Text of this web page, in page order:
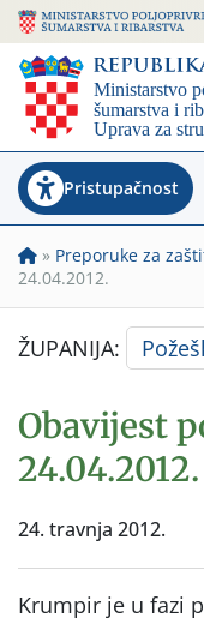
Pristupačnost
» Preporuke za
24.04.2012.
ŽUPANIJA:
Obavijest
24.04.2012.
24. travnja 2012.
Krumpir je u fazi